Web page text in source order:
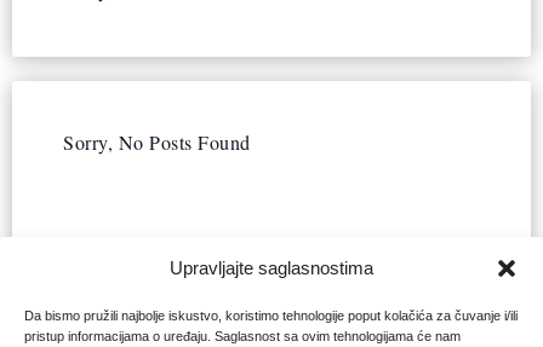
Upravljajte saglasnostima
Da bismo pružili najbolje iskustvo, koristimo tehnologije poput kolačića za čuvanje i/ili
pristup informacijama o uređaju. Saglasnost sa ovim tehnologijama će nam
Sorry, No Posts Found